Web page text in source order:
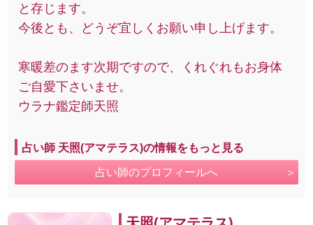
と存じます。
今後とも、どうぞ宜しくお願い申し上げます。
寒暖差のます次期ですので、くれぐれもお身体
ご自愛下さいませ。
ウラナ鑑定師天照
占い師 天照(アマテラス)の情報をもっと見る
占い師のプロフィールへ